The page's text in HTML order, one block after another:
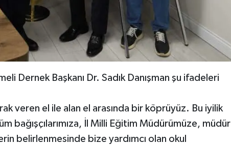
Dernek Başkanı Dr. Sadık Danışman şu ifadeleri
veren el ile alan el arasında bir köprüyüz. Bu iyilik
bağışçılarımıza, İl Milli Eğitim Müdürümüze, müdür
belirlenmesinde bize yardımcı olan okul